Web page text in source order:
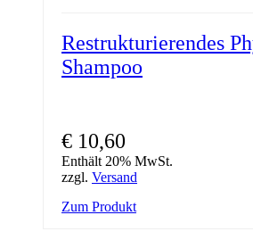
Restrukturierendes
Shampoo
€ 10,60
Enthält 20% MwSt.
zzgl. Versand
Zum Produkt